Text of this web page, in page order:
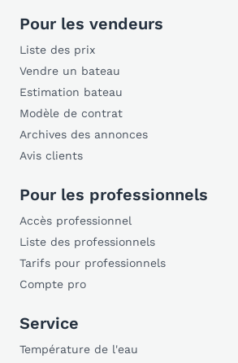
Pour les vendeurs
Liste des prix
Vendre un bateau
Estimation bateau
Modèle de contrat
Archives des annonces
Avis clients
Pour les professionnels
Accès professionnel
Liste des professionnels
Tarifs pour professionnels
Compte pro
Service
Température de l'eau